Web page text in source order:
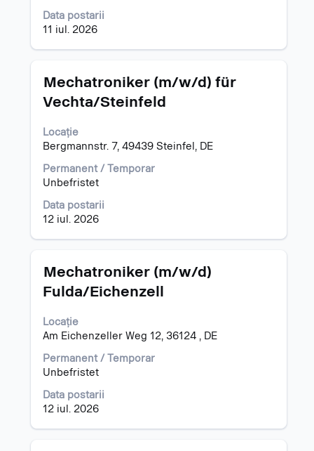
Data postarii
11 iul. 2026
conținut
al
informațiilor
post.
Titlu
Mechatroniker (m/w/d) für
Vechta/Steinfeld
Locație
Bergmannstr. 7, 49439 Steinfel, DE
Permanent / Temporar
Unbefristet
Data postarii
12 iul. 2026
Selectați
tasta
pentru
a
vizualiza
întregul
al
informațiilor
Titlu
Mechatroniker (m/w/d)
Fulda/Eichenzell
Locație
Am Eichenzeller Weg 12, 36124 , DE
Permanent / Temporar
Unbefristet
Data postarii
12 iul. 2026
Selectați
tasta
pentru
a
vizualiza
întregul
al
informațiilor